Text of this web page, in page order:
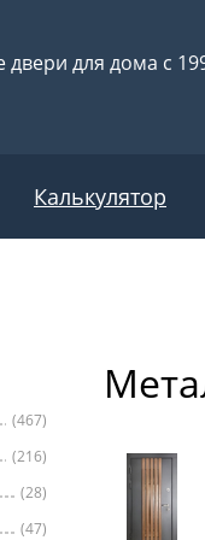
двери для дома с
Калькулятор
(467)
(216)
(28)
(47)